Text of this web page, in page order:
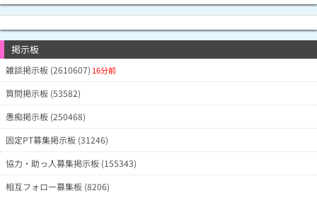
掲示板
雑談掲示板 (2610607) 16分前
質問掲示板 (53582)
愚痴掲示板 (250468)
固定PT募集掲示板 (31246)
協力・助っ人募集掲示板 (155343)
相互フォロー募集板 (8206)